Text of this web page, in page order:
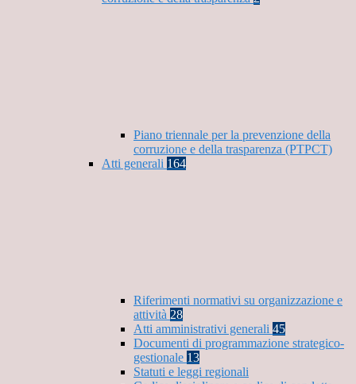
Piano triennale per la prevenzione della
corruzione e della trasparenza (PTPCT)
Atti generali 164
Riferimenti normativi su organizzazione e
attività 28
Atti amministrativi generali 45
Documenti di programmazione strategico-
gestionale 13
Statuti e leggi regionali